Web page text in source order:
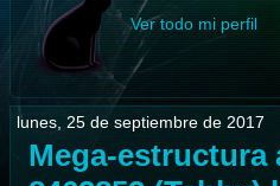
Ver todo mi perfil
lunes, 25 de septiembre de 2017
Mega-estructura